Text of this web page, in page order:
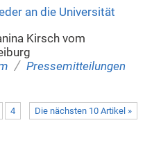
an die Universität
Kirsch vom
/ Pressemitteilungen
Die nächsten 10 Artikel »
4